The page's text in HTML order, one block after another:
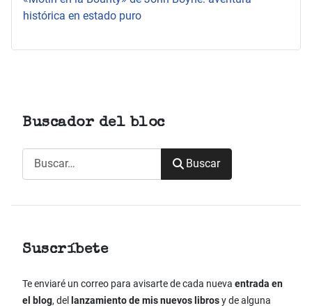
histórica en estado puro
Buscador del bloc
Buscar
Suscríbete
Te enviaré un correo para avisarte de cada nueva entrada en
el blog, del lanzamiento de mis nuevos librosy de alguna